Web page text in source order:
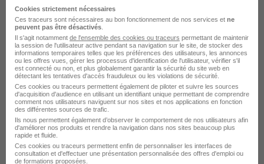
DÉPOSEZ VOTRE CV
Rendez votre CV accessible à l’ensemble des
recruteurs de la CVthèque Hellowork.
Rendre mon CV visible
Cookies strictement nécessaires
Ces traceurs sont nécessaires au bon fonctionnement de nos services et ne
peuvent pas être désactivés
Il s'agit notamment de l'ensemble des cookies ou traceurs permettant de maintenir
la session de l'utilisateur active pendant sa navigation sur le site, de stocker des
informations temporaires telles que les préférences des utilisateurs, les annonces
ou les offres vues, gérer les processus d'identification de l'utilisateur, vérifier s'il
est connecté ou non, et plus globalement garantir la sécurité du site web en
détectant les tentatives d'accès frauduleux ou les violations de sécurité.
Ces cookies ou traceurs permettent également de piloter et suivre les sources
d'acquisition d'audience en utilisant un identifiant unique permettant de comprendre
comment nos utilisateurs naviguent sur nos sites et nos applications en fonction
des différentes sources de trafic.
Ils nous permettent également d’observer le comportement de nos utilisateurs afin
d'améliorer nos produits et rendre la navigation dans nos sites beaucoup plus
rapide et fluide.
Ces cookies ou traceurs permettent enfin de personnaliser les interfaces de
consultation et d'effectuer une présentation personnalisée des offres d'emploi ou
de formations proposées.